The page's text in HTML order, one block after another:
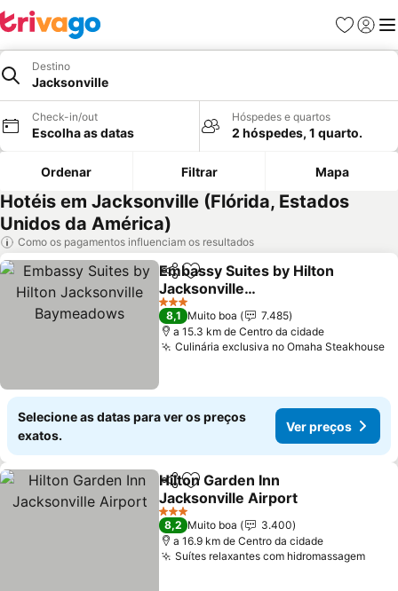
Favoritos
Iniciar
Destino
Jacksonville
Check-in/out
Escolha as datas
Hóspedes e quartos
2 hóspedes, 1 quarto.
Ordenar Filtrar Mapa
Hotéis em Jacksonville (Flórida, Estados
Unidos da América)
Como os pagamentos influenciam os resultados
PartilharAdicionar aos favoritos
Embassy Suites by Hilton
Jacksonville
Baymeadows
Ver preços
3 Estrelas
8,1 Muito boa
7.485
a 15.3 km de Centro da cidade
Culinária exclusiva no Omaha Steakhouse
Selecione as datas para ver os preços
exatos.
Ver preços
PartilharAdicionar aos favoritos
Hilton Garden Inn
Jacksonville Airport
Ver preços
3 Estrelas
8,2 Muito boa
3.400
a 16.9 km de Centro da cidade
Suítes relaxantes com hidromassagemVer